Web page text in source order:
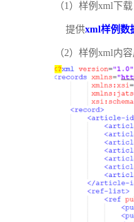
（1）样例xml下载
提供xml样例数
（2）样例xml内